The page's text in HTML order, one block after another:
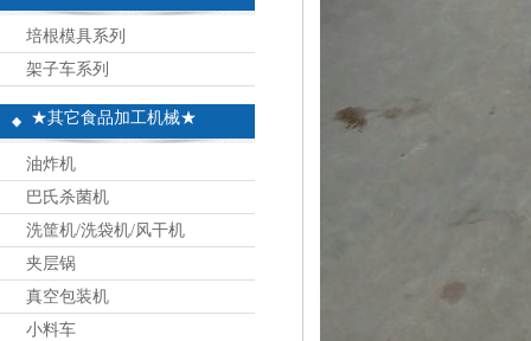
培根模具系列
架子车系列
★其它食品加工机械★
油炸机
巴氏杀菌机
洗筐机/洗袋机/风干机
夹层锅
真空包装机
小料车